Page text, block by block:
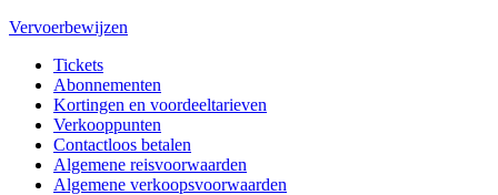
Vervoerbewijzen
Tickets
Abonnementen
Kortingen en voordeeltarieven
Verkooppunten
Contactloos betalen
Algemene reisvoorwaarden
Algemene verkoopsvoorwaarden